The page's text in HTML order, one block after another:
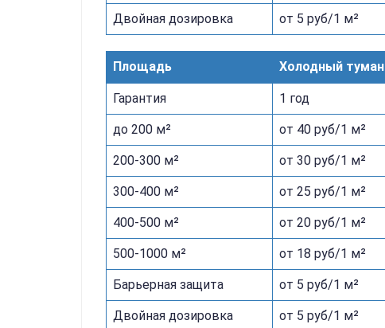
Двойная дозировка от 5 руб/1 м²
Площадь Холодный туман
Гарантия 1 год
до 200 м² от 40 руб/1 м²
200-300 м² от 30 руб/1 м²
300-400 м² от 25 руб/1 м²
400-500 м² от 20 руб/1 м²
500-1000 м² от 18 руб/1 м²
Барьерная защита от 5 руб/1 м²
Двойная дозировка от 5 руб/1 м²